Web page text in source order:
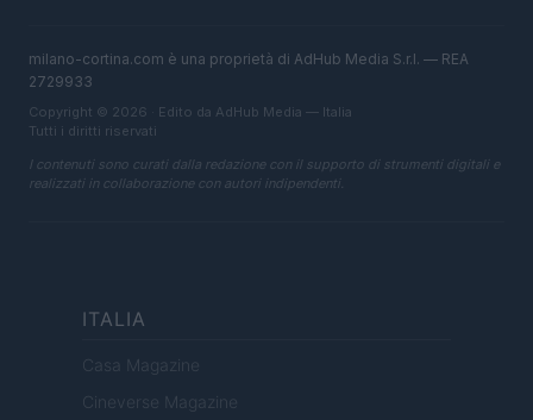
milano-cortina.com è una proprietà di AdHub Media S.r.l. — REA
2729933
Copyright © 2026 · Edito da AdHub Media — Italia
Tutti i diritti riservati
I contenuti sono curati dalla redazione con il supporto di strumenti digitali e
realizzati in collaborazione con autori indipendenti.
ITALIA
Casa Magazine
Cineverse Magazine